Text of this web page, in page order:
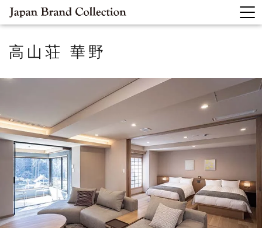
高山荘 華野